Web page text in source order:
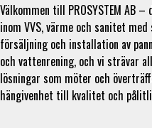
Välkommen till PROSYSTEM AB
inom VVS, värme och sanitet
försäljning och installation av
och vattenrening, och vi strävar
lösningar som möter och
hängivenhet till kvalitet och